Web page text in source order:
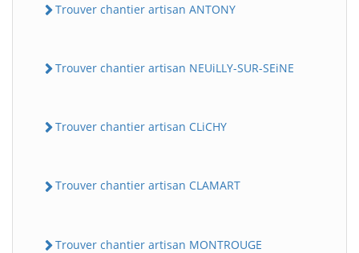
Trouver chantier artisan ANTONY
Trouver chantier artisan NEUiLLY-SUR-SEiNE
Trouver chantier artisan CLiCHY
Trouver chantier artisan CLAMART
Trouver chantier artisan MONTROUGE